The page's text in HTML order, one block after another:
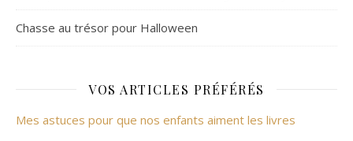
Chasse au trésor pour Halloween
VOS ARTICLES PRÉFÉRÉS
Mes astuces pour que nos enfants aiment les livres